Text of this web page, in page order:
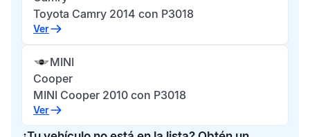
Toyota Camry 2014 con P3018
Ver
MINI
Cooper
MINI Cooper 2010 con P3018
Ver